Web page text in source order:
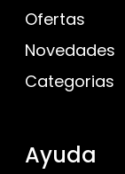
Ofertas
Novedades
Categorias
Ayuda